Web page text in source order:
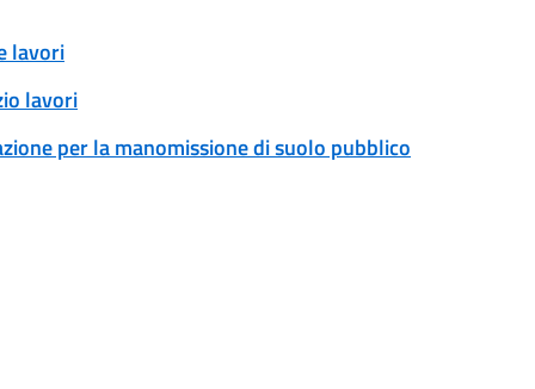
lavori
lavori
per la manomissione di suolo pubblico